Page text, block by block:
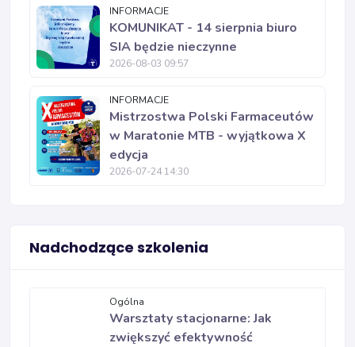
INFORMACJE
KOMUNIKAT - 14 sierpnia biuro
SIA będzie nieczynne
2026-08-03 09:57
INFORMACJE
Mistrzostwa Polski Farmaceutów
w Maratonie MTB - wyjątkowa X
edycja
2026-07-24 14:30
Nadchodzące szkolenia
Ogólna
Warsztaty stacjonarne: Jak
zwiększyć efektywność